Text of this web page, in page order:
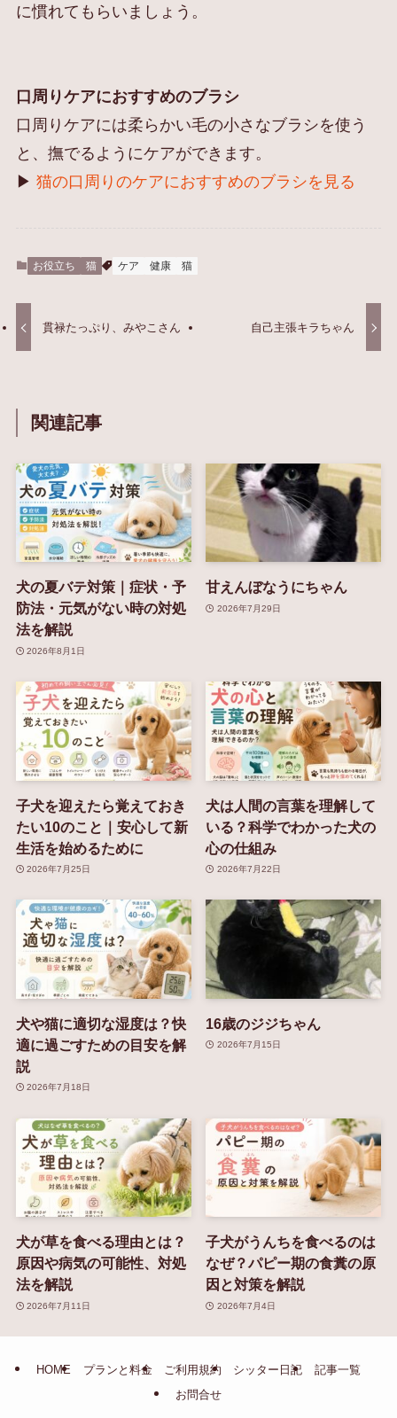
に慣れてもらいましょう。
口周りケアにおすすめのブラシ
口周りケアには柔らかい毛の小さなブラシを使う
と、撫でるようにケアができます。
▶︎ 猫の口周りのケアにおすすめのブラシを見る
お役立ち 猫 ケア 健康 猫
貫禄たっぷり、みやこさん 自己主張キラちゃん
関連記事
犬の夏バテ対策｜症状・予
防法・元気がない時の対処
法を解説
2026年8月1日
甘えんぼなうにちゃん
2026年7月29日
子犬を迎えたら覚えておき
たい10のこと｜安心して新
生活を始めるために
2026年7月25日
犬は人間の言葉を理解して
いる？科学でわかった犬の
心の仕組み
2026年7月22日
犬や猫に適切な湿度は？快
適に過ごすための目安を解
説
2026年7月18日
16歳のジジちゃん
2026年7月15日
犬が草を食べる理由とは？
原因や病気の可能性、対処
法を解説
2026年7月11日
子犬がうんちを食べるのは
なぜ？パピー期の食糞の原
因と対策を解説
2026年7月4日
HOME プランと料金 ご利用規約 シッター日記
記事一覧
お問合せ